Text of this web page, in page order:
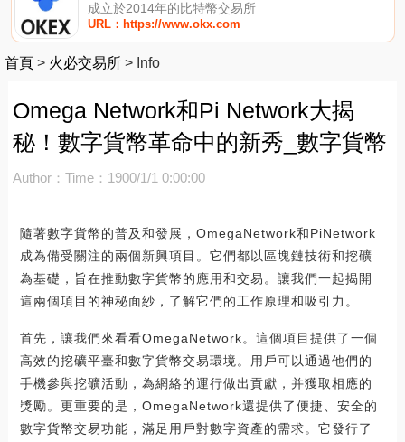
成立於2014年的比特幣交易所
URL：https://www.okx.com
首頁 > 火必交易所 > Info
Omega Network和Pi Network大揭
秘！數字貨幣革命中的新秀_數字貨幣
Author： Time：1900/1/1 0:00:00
隨著數字貨幣的普及和發展，OmegaNetwork和PiNetwork
成為備受關注的兩個新興項目。它們都以區塊鏈技術和挖礦
為基礎，旨在推動數字貨幣的應用和交易。讓我們一起揭開
這兩個項目的神秘面紗，了解它們的工作原理和吸引力。
首先，讓我們來看看OmegaNetwork。這個項目提供了一個
高效的挖礦平臺和數字貨幣交易環境。用戶可以通過他們的
手機參與挖礦活動，為網絡的運行做出貢獻，并獲取相應的
獎勵。更重要的是，OmegaNetwork還提供了便捷、安全的
數字貨幣交易功能，滿足用戶對數字資產的需求。它發行了